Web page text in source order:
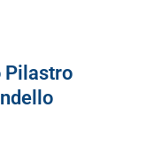
Pilastro